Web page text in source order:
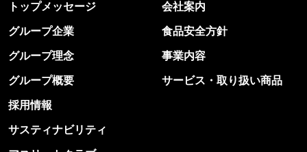
トップメッセージ
グループ企業
グループ理念
グループ概要
採用情報
サスティナビリティ
会社案内
食品安全方針
事業内容
サービス・取り扱い商品